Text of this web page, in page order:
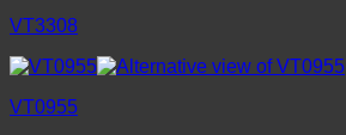
VT3308
VT0955